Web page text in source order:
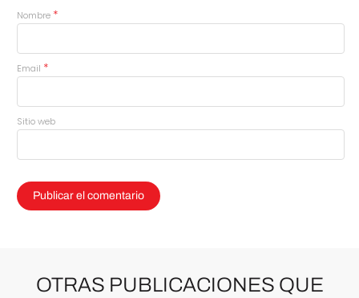
Nombre *
Email *
Sitio web
OTRAS PUBLICACIONES QUE